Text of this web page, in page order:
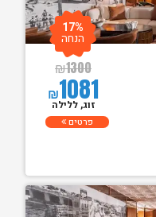
₪1300
₪1081
17%
הנחה
זוג, ללילה
פרטים